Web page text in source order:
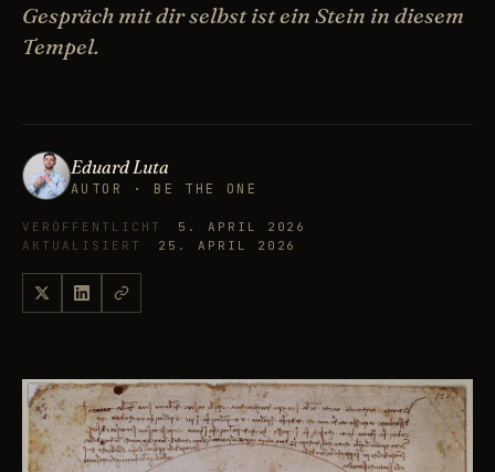
Gespräch mit dir selbst ist ein Stein in diesem
Tempel.
Eduard Luta
AUTOR · BE THE ONE
VERÖFFENTLICHT
5. APRIL 2026
AKTUALISIERT
25. APRIL 2026